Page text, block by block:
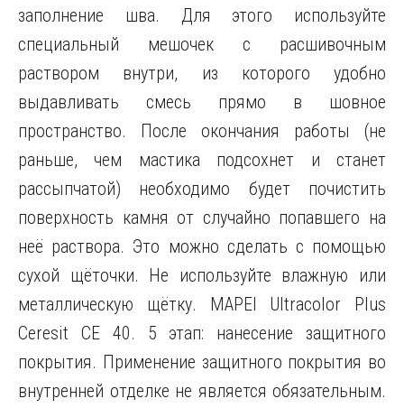
заполнение шва. Для этого используйте
специальный мешочек с расшивочным
раствором внутри, из которого удобно
выдавливать смесь прямо в шовное
пространство. После окончания работы (не
раньше, чем мастика подсохнет и станет
рассыпчатой) необходимо будет почистить
поверхность камня от случайно попавшего на
неё раствора. Это можно сделать с помощью
сухой щёточки. Не используйте влажную или
металлическую щётку. MAPEI Ultracolor Plus
Ceresit CE 40. 5 этап: нанесение защитного
покрытия. Применение защитного покрытия во
внутренней отделке не является обязательным.